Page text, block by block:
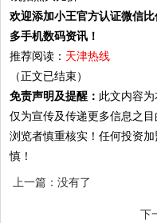
欢迎添加小王官方认证微信
多手机数码资讯！
推荐阅读： 天津热线
（正文已结束）
免责声明及提醒： 此文内容
仅为宣传及传递更多信息之
浏览者慎重核实！任何投资
慎！
上一篇：没有了
下